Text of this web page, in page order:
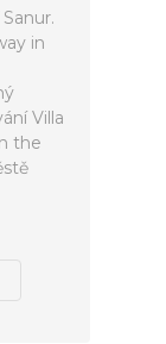
in
Villa
the